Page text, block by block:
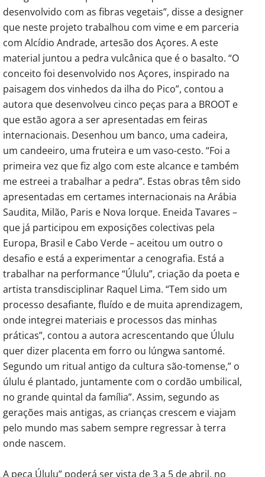
desenvolvido com as fibras vegetais”, disse a designer
que neste projeto trabalhou com vime e em parceria
com Alcídio Andrade, artesão dos Açores. A este
material juntou a pedra vulcânica que é o basalto. “O
conceito foi desenvolvido nos Açores, inspirado na
paisagem dos vinhedos da ilha do Pico”, contou a
autora que desenvolveu cinco peças para a BROOT e
que estão agora a ser apresentadas em feiras
internacionais. Desenhou um banco, uma cadeira,
um candeeiro, uma fruteira e um vaso-cesto. “Foi a
primeira vez que fiz algo com este alcance e também
me estreei a trabalhar a pedra”. Estas obras têm sido
apresentadas em certames internacionais na Arábia
Saudita, Milão, Paris e Nova Iorque. Eneida Tavares –
que já participou em exposições colectivas pela
Europa, Brasil e Cabo Verde – aceitou um outro o
desafio e está a experimentar a cenografia. Está a
trabalhar na performance “Úlulu”, criação da poeta e
artista transdisciplinar Raquel Lima. “Tem sido um
processo desafiante, fluído e de muita aprendizagem,
onde integrei materiais e processos das minhas
práticas”, contou a autora acrescentando que Úlulu
quer dizer placenta em forro ou lúngwa santomé.
Segundo um ritual antigo da cultura são-tomense,” o
úlulu é plantado, juntamente com o cordão umbilical,
no grande quintal da família”. Assim, segundo as
gerações mais antigas, as crianças crescem e viajam
pelo mundo mas sabem sempre regressar à terra
onde nascem.
A peça Úlulu” poderá ser vista de 3 a 5 de abril, no